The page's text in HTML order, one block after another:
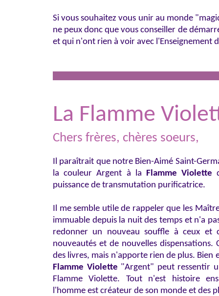
Si vous souhaitez vous unir au monde
ne peux donc que vous conseiller de
et qui n'ont rien à voir avec l'Enseignement
La Flamme
Chers frères, chères soeurs,
Il paraîtrait que notre Bien-Aimé Saint-
la couleur Argent à la Flamme Violette
puissance de transmutation purificatrice.
Il me semble utile de rappeler que les
immuable depuis la nuit des temps et n'a
redonner un nouveau souffle à ceux et
nouveautés et de nouvelles
des livres, mais n'apporte rien de plus.
Flamme Violette "Argent" peut ressentir
Flamme Violette. Tout n'est histoire
l'homme est créateur de son monde et des